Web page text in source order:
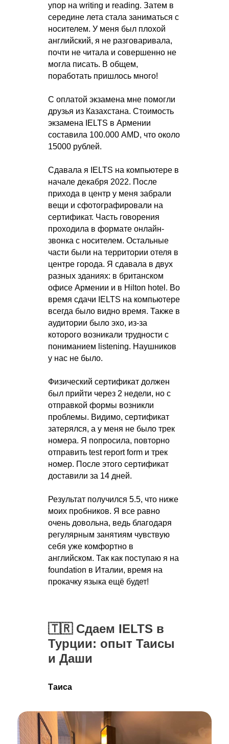
упор на writing и reading. Затем в
середине лета стала заниматься с
носителем. У меня был плохой
английский, я не разговаривала,
почти не читала и совершенно не
могла писать. В общем,
поработать пришлось много!
С оплатой экзамена мне помогли
друзья из Казахстана. Стоимость
экзамена IELTS в Армении
составила 100.000 AMD, что около
15000 рублей.
Сдавала я IELTS на компьютере в
начале декабря 2022. После
прихода в центр у меня забрали
вещи и сфотографировали на
сертификат. Часть говорения
проходила в формате онлайн-
звонка с носителем. Остальные
части были на территории отеля в
центре города. Я сдавала в двух
разных зданиях: в британском
офисе Армении и в Hilton hotel. Во
время сдачи IELTS на компьютере
всегда было видно время. Также в
аудитории было эхо, из-за
которого возникали трудности с
пониманием listening. Наушников
у нас не было.
Физический сертификат должен
был прийти через 2 недели, но с
отправкой формы возникли
проблемы. Видимо, сертификат
затерялся, а у меня не было трек
номера. Я попросила, повторно
отправить test report form и трек
номер. После этого сертификат
доставили за 14 дней.
Результат получился 5.5, что ниже
моих пробников. Я все равно
очень довольна, ведь благодаря
регулярным занятиям чувствую
себя уже комфортно в
английском. Так как поступаю я на
foundation в Италии, время на
прокачку языка ещё будет!
🇹🇷 Сдаем IELTS в
Турции: опыт Таисы
и Даши
Таиса